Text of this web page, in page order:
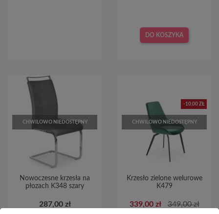
DO KOSZYKA
CHWILOWO NIEDOSTĘPNY
Nowoczesne krzesła na
płozach K348 szary
287,00 zł
-10,00 ZŁ
CHWILOWO NIEDOSTĘPNY
Krzesło zielone welurowe
K479
339,00 zł 349,00 zł